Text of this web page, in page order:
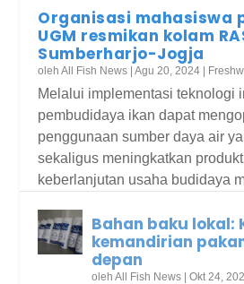
Organisasi mahasiswa
UGM resmikan kolam
Sumberharjo-Jogja
olehAll Fish News |Agu 20, 2024
Melalui implementasi teknologi
pembudidaya ikan dapat
penggunaan sumber daya air
sekaligus meningkatkan
keberlanjutan usaha budidaya
Bahan baku lokal:
kemandirian
depan
olehAll Fish News |Okt 24,